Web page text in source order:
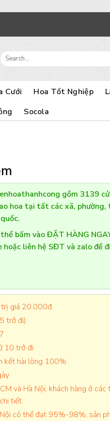
Search
for:
Cưới Hoa Tốt Nghiệp
Socola
gồm 3139
hoa tại tất các xã, phường,
bấm vào ĐẶT HÀNG
liên hệ SĐT và zalo để
trị giá 20.000đ
trở đi)
10 trở đi
kết hài lòng 100%
và Hà Nội, khách hàng ở các
tiết.
có thể đạt 95%-98%, sản